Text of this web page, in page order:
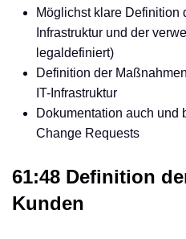
Möglichst klare Definition
Infrastruktur und der
legaldefiniert)
Definition der
IT-Infrastruktur
Dokumentation auch und
Change Requests
61:48 Definition
Kunden